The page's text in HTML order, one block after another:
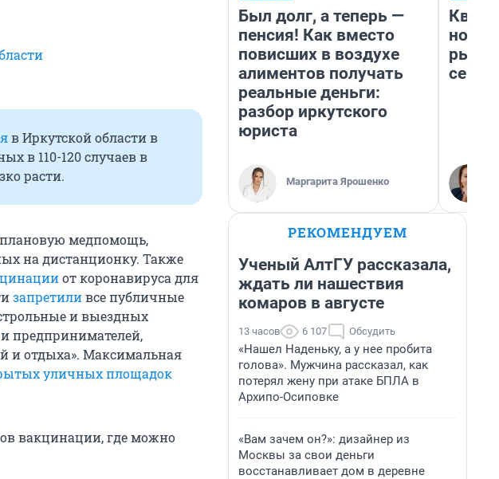
в Иркутской области в
в 110-120 случаев в
расти.
плановую медпомощь,
на дистанционку. Также
от коронавируса для
запретиливсе публичные
и выездных
предпринимателей,
и отдыха». Максимальная
уличных площадок
вакцинации, где можно
Был долг, а теперь —
пенсия! Как вместо
повисших в воздухе
алиментов получать
реальные деньги:
разбор иркутского
юриста
Маргарита Ярошенко
но
РЕКОМЕНДУЕМ
Ученый АлтГУ рассказала,
ждать ли нашествия
комаров в августе
13 часов 6 107 Обсудить
«Нашел Наденьку, а у нее пробита
голова». Мужчина рассказал, как
потерял жену при атаке БПЛА в
Архипо-Осиповке
«Вам зачем он?»: дизайнер из
Москвы за свои деньги
восстанавливает дом в деревне